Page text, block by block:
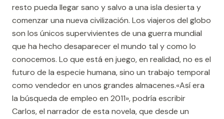
resto pueda llegar sano y salvo a una isla desierta y
comenzar una nueva civilización. Los viajeros del globo
son los únicos supervivientes de una guerra mundial
que ha hecho desaparecer el mundo tal y como lo
conocemos. Lo que está en juego, en realidad, no es el
futuro de la especie humana, sino un trabajo temporal
como vendedor en unos grandes almacenes.«Así era
la búsqueda de empleo en 2011», podría escribir
Carlos, el narrador de esta novela, que desde un